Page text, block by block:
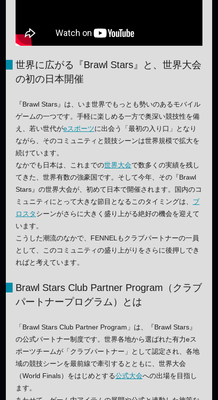
世界に広がる『Brawl Stars』と、世界大会
の初の日本開催
『Brawl Stars』は、いま世界でもっとも勢いのあるモバイル
ゲームの一つです。手軽に楽しめる一方で奥深い競技性を備
え、若い世代がeスポーツに出会う「最初の入り口」となり
ながら、そのコミュニティと競技シーンは世界規模で拡大を
続けています。
なかでも日本は、これまでの世界大会で数多くの実績を残し
てきた、世界有数の強豪国です。そして今年、その『Brawl
Stars』の世界大会が、初めて日本で開催されます。国内のコ
ミュニティにとって大きな節目となるこのタイミングは、 ブ
ロスタシーンがさらに大きく盛り上がる絶好の機会を迎えて
います。
こうした潮流のなかで、FENNELもクラブパートナーの一員
として、このコミュニティの盛り上がりをさらに後押しでき
ればと考えています。
Brawl Stars Club Partner Program（クラブ
パートナープログラム）とは
「Brawl Stars Club Partner Program」は、『Brawl Stars』
の公式パートナー制度です。世界各地から選ばれた有力eス
ポーツチームが「クラブパートナー」として認定され、各地
域の競技シーンを最前線で牽引するとともに、世界大会
（World Finals）をはじめとする公式大会への出場を目指し
ます。